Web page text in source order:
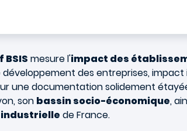
mesure l'impact des
des entreprises,
une documentation solidement
son bassin socio-économique,
industrielle de France.